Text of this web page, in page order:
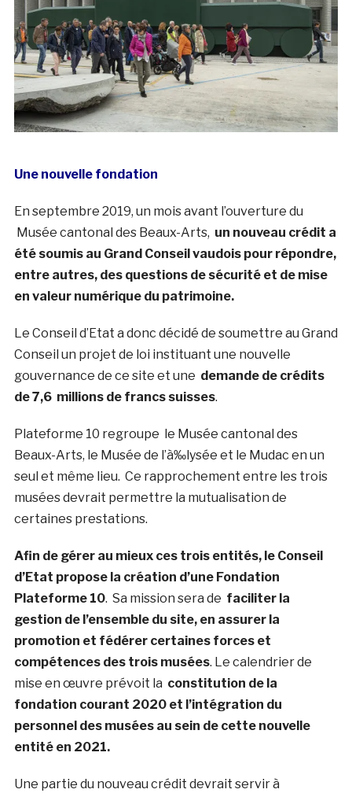
Une nouvelle fondation
En septembre 2019, un mois avant l’ouverture du
Musée cantonal des Beaux-Arts, un nouveau crédit a
été soumis au Grand Conseil vaudois pour répondre,
entre autres, des questions de sécurité et de mise
en valeur numérique du patrimoine.
Le Conseil d’Etat a donc décidé de soumettre au Grand
Conseil un projet de loi instituant une nouvelle
gouvernance de ce site et une demande de crédits
de 7,6 millions de francs suisses.
Plateforme 10 regroupe le Musée cantonal des
Beaux-Arts, le Musée de l’à‰lysée et le Mudac en un
seul et même lieu. Ce rapprochement entre les trois
musées devrait permettre la mutualisation de
certaines prestations.
Afin de gérer au mieux ces trois entités, le Conseil
d’Etat propose la création d’une Fondation
Plateforme 10. Sa mission sera de faciliter la
gestion de l’ensemble du site, en assurer la
promotion et fédérer certaines forces et
compétences des trois musées. Le calendrier de
mise en œuvre prévoit la constitution de la
fondation courant 2020 et l’intégration du
personnel des musées au sein de cette nouvelle
entité en 2021.
Une partie du nouveau crédit devrait servir à